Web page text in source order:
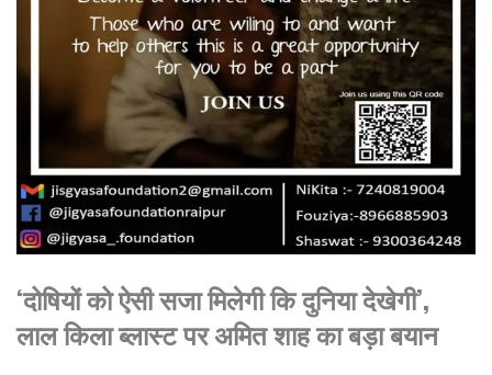
‘दोषियों को ऐसी सजा मिलेगी कि दुनिया देखेगी’,
लाल किला ब्लास्ट पर अमित शाह का बड़ा बयान